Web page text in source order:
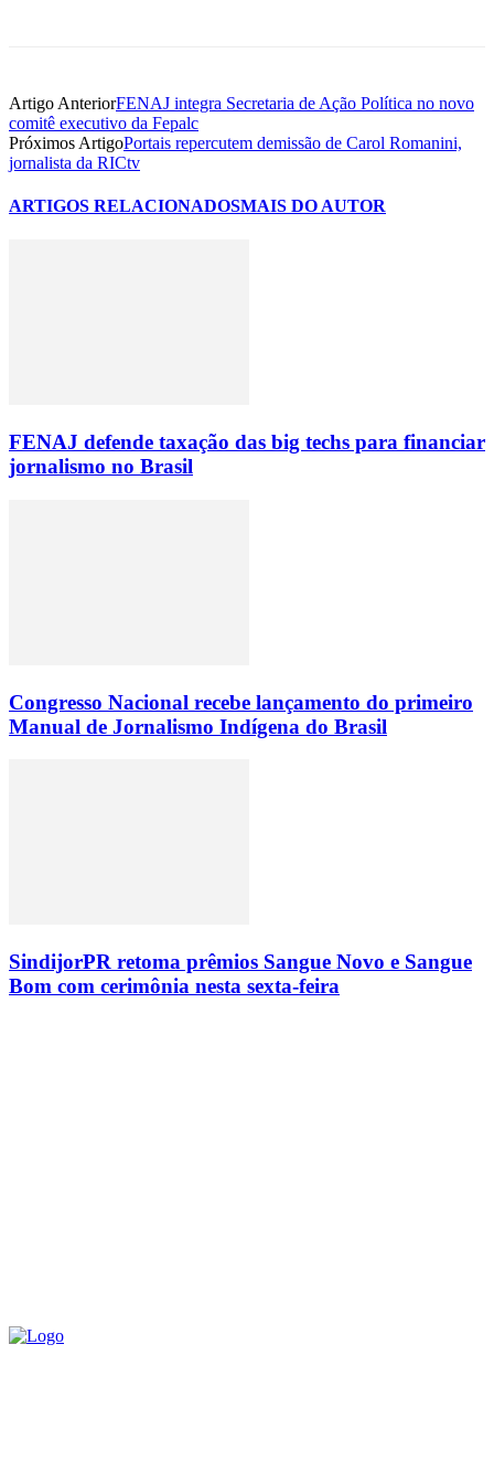
Artigo AnteriorFENAJ integra Secretaria de Ação Política no novo
comitê executivo da Fepalc
Próximos ArtigoPortais repercutem demissão de Carol Romanini,
jornalista da RICtv
ARTIGOS RELACIONADOSMAIS DO AUTOR
FENAJ defende taxação das big techs para financiar
jornalismo no Brasil
Congresso Nacional recebe lançamento do primeiro
Manual de Jornalismo Indígena do Brasil
SindijorPR retoma prêmios Sangue Novo e Sangue
Bom com cerimônia nesta sexta-feira